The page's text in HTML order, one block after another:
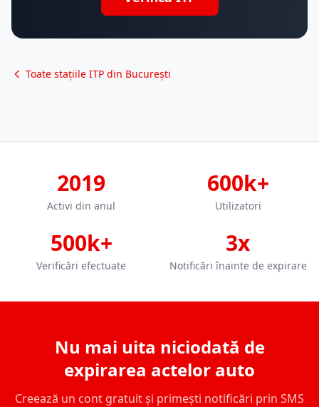
Toate stațiile ITP din București
2019
Activi din anul
600k+
Utilizatori
500k+
Verificări efectuate
3x
Notificări înainte de expirare
Nu mai uita niciodată de
expirarea actelor auto
Creează un cont gratuit și primești notificări prin SMS